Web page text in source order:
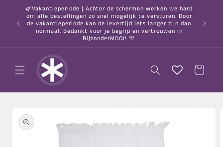
naar de
content
🌿Vakantieperiode | Achter de schermen werken we hard
om alle bestellingen zo snel mogelijk te versturen. Door
de vakantieperiode kan de levertijd iets langer zijn dan
normaal. Bedankt voor je begrip en vertrouwen in
BijzonderMOOI! 💛
○
Winkelwagen
direct naar